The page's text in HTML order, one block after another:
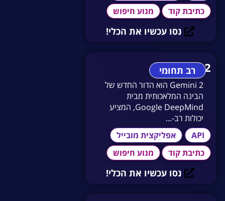
כתיבת קוד
מנוע חיפוש
נסו עכשיו את הכלי!
רב תחומי
Gemini 2
Gemini 2 הוא הדור החדש של
הבינה המלאכותית מבית
Google DeepMind, המציע
יכולות רב-...
API
אפליקצית מובייל
כתיבת קוד
מנוע חיפוש
נסו עכשיו את הכלי!